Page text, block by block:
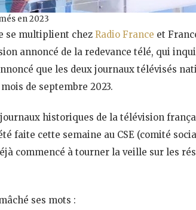
en 2023
se multiplient chez Radio France et
annoncé de la redevance télé, qui
que les deux journaux télévisés
de septembre 2023.
journaux historiques de la télévision
faite cette semaine au CSE (comité
commencé à tourner la veille sur les
ses mots :